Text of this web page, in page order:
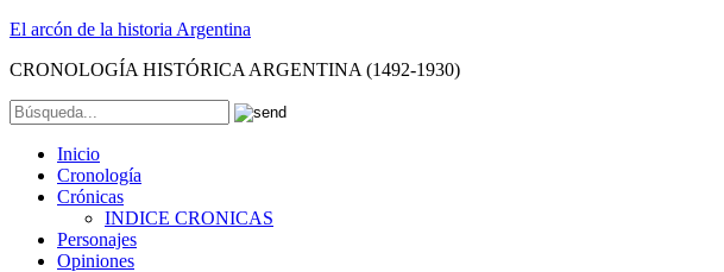
El arcón de la historia Argentina
CRONOLOGÍA HISTÓRICA ARGENTINA (1492-1930)
Inicio
Cronología
Crónicas
INDICE CRONICAS
Personajes
Opiniones